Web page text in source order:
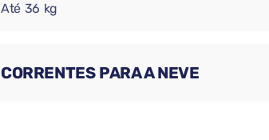
Até 36 kg
CORRENTES PARA A NEVE